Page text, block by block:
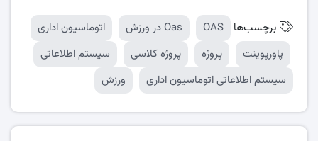
برچسب‌ها OAS Oas در ورزش
اتوماسیون اداری
پاورپوینت
پروژه پروژه کلاسی
سیستم اطلاعاتی
سیستم اطلاعاتی اتوماسیون اداری
ورزش